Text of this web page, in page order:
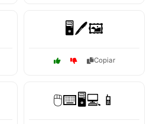
🖥️🖊️🖼️
Copiar
🖱️⌨️🖥️💻📱